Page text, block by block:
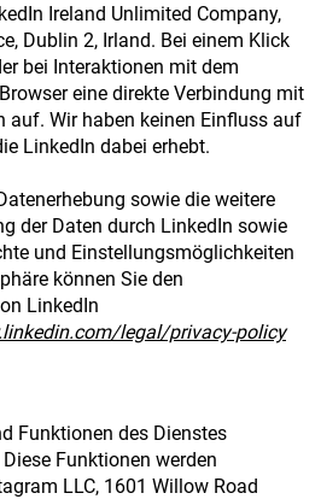
Ireland Unlimited Company,
Dublin 2, Irland. Bei einem Klick
bei Interaktionen mit dem
eine direkte Verbindung mit
auf. Wir haben keinen Einfluss auf
LinkedIn dabei erhebt.
sowie die weitere
der Daten durch LinkedIn sowie
und Einstellungsmöglichkeiten
können Sie den
LinkedIn
legal/privacy-policy
Funktionen des Dienstes
Funktionen werden
LLC, 1601 Willow Road